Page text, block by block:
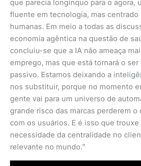
que parecia longínquo para o agora,
fluente em tecnologia, mas centrado
humanas. Em meio a todas as
economia agêntica na questão de
concluiu-se que a IA não ameaça
emprego, mas que está tornará o ser
passivo. Estamos deixando a
nos substituir, porque no momento
gente vai para um universo de
grande risco das marcas perderem o
com os usuários. E é isso que trouxe
necessidade da centralidade no
relevante no mundo.”